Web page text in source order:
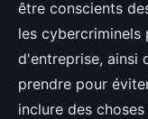
être conscients
les cybercriminels
d'entreprise, ainsi
prendre pour
inclure des